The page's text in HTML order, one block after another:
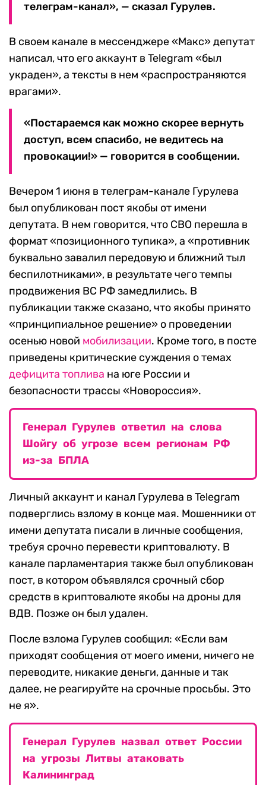
телеграм-канал», — сказал Гурулев.
В своем канале в мессенджере «Макс» депутат
написал, что его аккаунт в Telegram «был
украден», а тексты в нем «распространяются
врагами».
«Постараемся как можно скорее вернуть
доступ, всем спасибо, не ведитесь на
провокации!» — говорится в сообщении.
Вечером 1 июня в телеграм-канале Гурулева
был опубликован пост якобы от имени
депутата. В нем говорится, что СВО перешла в
формат «позиционного тупика», а «противник
буквально завалил передовую и ближний тыл
беспилотниками», в результате чего темпы
продвижения ВС РФ замедлились. В
публикации также сказано, что якобы принято
«принципиальное решение» о проведении
осенью новой мобилизации. Кроме того, в посте
приведены критические суждения о темах
дефицита топлива на юге России и
безопасности трассы «Новороссия».
Генерал Гурулев ответил на слова
Шойгу об угрозе всем регионам РФ
из-за БПЛА
Личный аккаунт и канал Гурулева в Telegram
подверглись взлому в конце мая. Мошенники от
имени депутата писали в личные сообщения,
требуя срочно перевести криптовалюту. В
канале парламентария также был опубликован
пост, в котором объявлялся срочный сбор
средств в криптовалюте якобы на дроны для
ВДВ. Позже он был удален.
После взлома Гурулев сообщил: «Если вам
приходят сообщения от моего имени, ничего не
переводите, никакие деньги, данные и так
далее, не реагируйте на срочные просьбы. Это
не я».
Генерал Гурулев назвал ответ России
на угрозы Литвы атаковать
Калининград